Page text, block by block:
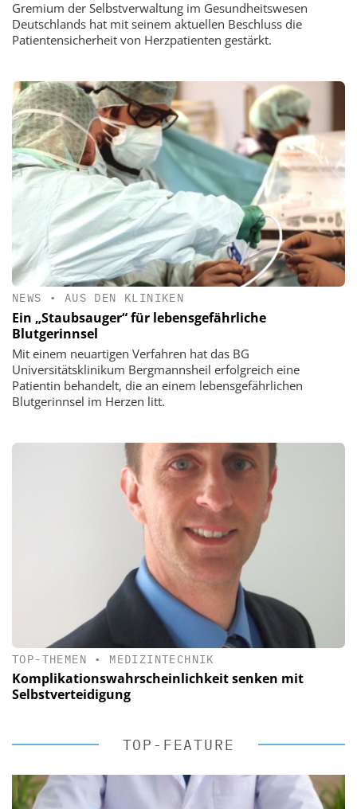
Gremium der Selbstverwaltung im Gesundheitswesen
Deutschlands hat mit seinem aktuellen Beschluss die
Patientensicherheit von Herzpatienten gestärkt.
NEWS • AUS DEN KLINIKEN
Ein „Staubsauger“ für lebensgefährliche
Blutgerinnsel
Mit einem neuartigen Verfahren hat das BG
Universitätsklinikum Bergmannsheil erfolgreich eine
Patientin behandelt, die an einem lebensgefährlichen
Blutgerinnsel im Herzen litt.
TOP-THEMEN • MEDIZINTECHNIK
Komplikationswahrscheinlichkeit senken mit
Selbstverteidigung
TOP-FEATURE